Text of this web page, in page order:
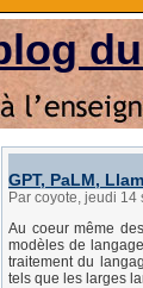
GPT, PaLM,
Par coyote, jeudi
Au coeur même
modèles de
traitement du
tels que les larges